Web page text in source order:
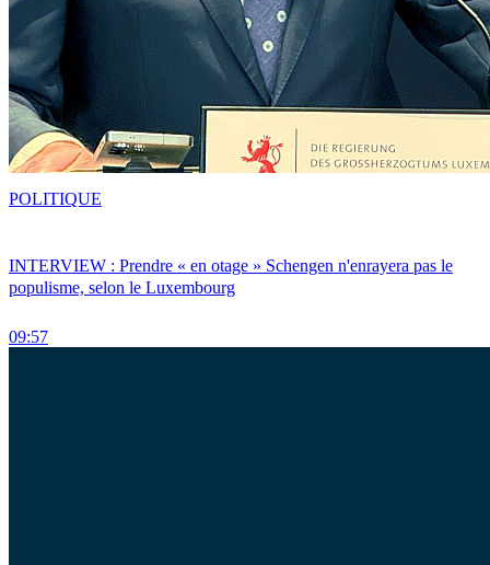
INTERVIEW : Prendre « en otage » Schengen n'enrayera pas le
populisme, selon le Luxembourg
09:57
POLITIQUE